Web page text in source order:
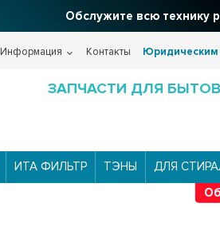
Обслужите всю технику
Информация Контакты Юридическим
ЗАПЧАСТИ ДЛЯ
ИТА ФИЛЬТР ТЭНЫ ДЛЯ